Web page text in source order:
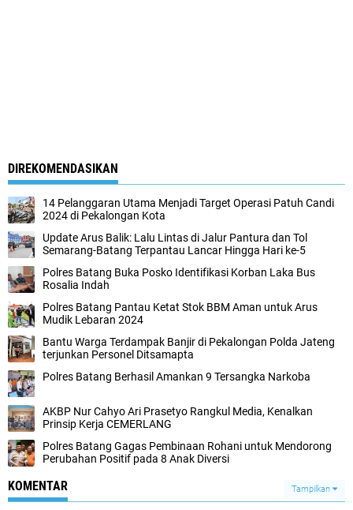
DIREKOMENDASIKAN
14 Pelanggaran Utama Menjadi Target Operasi Patuh Candi
2024 di Pekalongan Kota
Update Arus Balik: Lalu Lintas di Jalur Pantura dan Tol
Semarang-Batang Terpantau Lancar Hingga Hari ke-5
Polres Batang Buka Posko Identifikasi Korban Laka Bus
Rosalia Indah
Polres Batang Pantau Ketat Stok BBM Aman untuk Arus
Mudik Lebaran 2024
Bantu Warga Terdampak Banjir di Pekalongan Polda Jateng
terjunkan Personel Ditsamapta
Polres Batang Berhasil Amankan 9 Tersangka Narkoba
AKBP Nur Cahyo Ari Prasetyo Rangkul Media, Kenalkan
Prinsip Kerja CEMERLANG
Polres Batang Gagas Pembinaan Rohani untuk Mendorong
Perubahan Positif pada 8 Anak Diversi
KOMENTAR Tampilkan